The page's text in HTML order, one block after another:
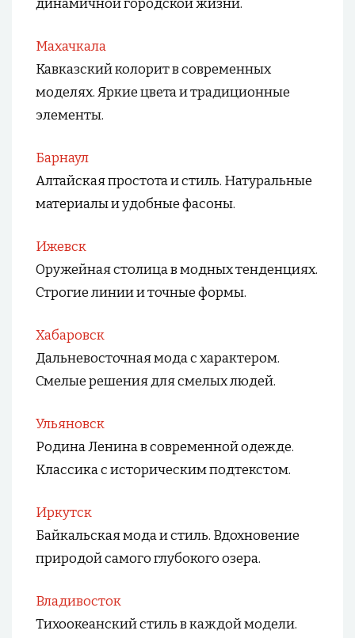
динамичной городской жизни.
Махачкала
Кавказский колорит в современных
моделях. Яркие цвета и традиционные
элементы.
Барнаул
Алтайская простота и стиль. Натуральные
материалы и удобные фасоны.
Ижевск
Оружейная столица в модных тенденциях.
Строгие линии и точные формы.
Хабаровск
Дальневосточная мода с характером.
Смелые решения для смелых людей.
Ульяновск
Родина Ленина в современной одежде.
Классика с историческим подтекстом.
Иркутск
Байкальская мода и стиль. Вдохновение
природой самого глубокого озера.
Владивосток
Тихоокеанский стиль в каждой модели.